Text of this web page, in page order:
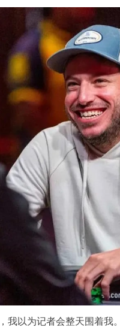
我以为记者会整天围着我